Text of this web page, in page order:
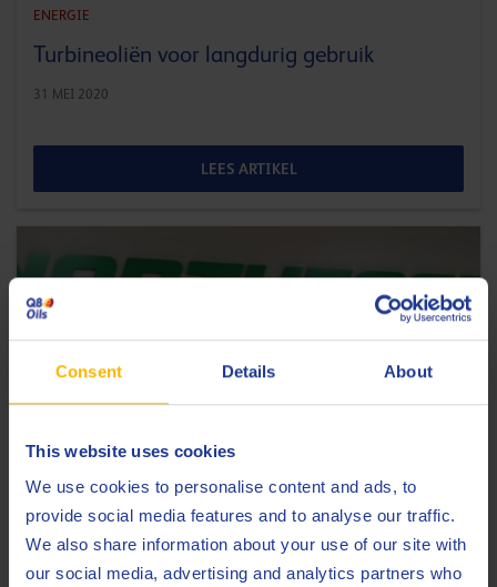
Consent Details About
This website uses cookies
We use cookies to personalise content and ads, to
provide social media features and to analyse our traffic.
We also share information about your use of our site with
our social media, advertising and analytics partners who
ENERGIE
Turbineoliën voor langdurig gebruik
31 MEI 2020
LEES ARTIKEL
ENERGIE
NES-WES: Q8Oils’ nieuwe strategische